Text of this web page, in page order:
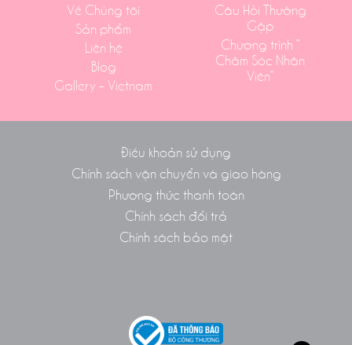
Về Chúng tôi
Sản phẩm
Liên hệ
Blog
Gallery – Vietnam
Câu Hỏi Thường
Gặp
Chương trình ”
Chăm Sóc Nhân
Viên”
Điều khoản sử dụng
Chính sách vận chuyển và giao hàng
Phương thức thanh toán
Chính sách đổi trả
Chính sách bảo mật